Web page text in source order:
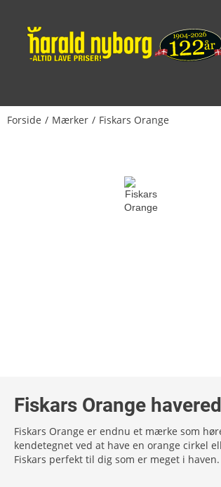
Forside Mærker Fiskars Orange
Fiskars Orange
Fiskars Orange er endnu et mærke som
kendetegnet ved at have en orange cirkel
Fiskars perfekt til dig som er meget i